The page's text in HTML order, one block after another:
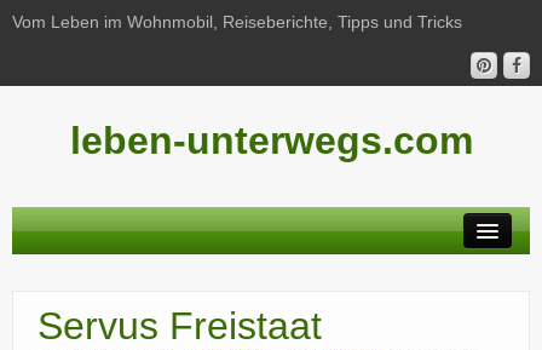
Vom Leben im Wohnmobil, Reiseberichte, Tipps und Tricks
leben-unterwegs.com
Reiseberichte
Servus Freistaat